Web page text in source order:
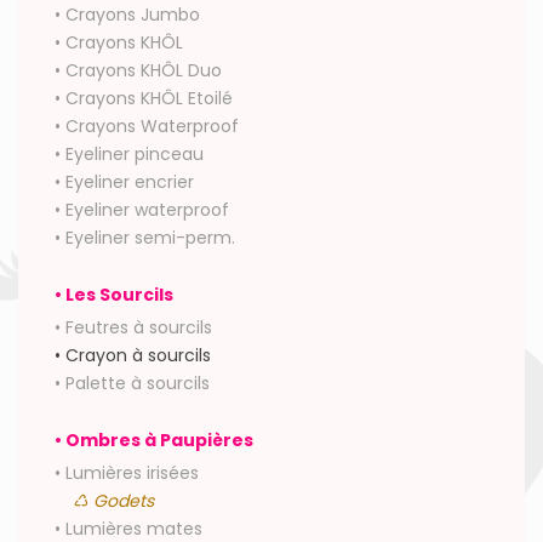
• Crayons Jumbo
• Crayons KHÔL
• Crayons KHÔL Duo
• Crayons KHÔL Etoilé
• Crayons Waterproof
• Eyeliner pinceau
• Eyeliner encrier
• Eyeliner waterproof
• Eyeliner semi-perm.
• Les Sourcils
• Feutres à sourcils
• Crayon à sourcils
• Palette à sourcils
• Ombres à Paupières
• Lumières irisées
♺ Godets
• Lumières mates